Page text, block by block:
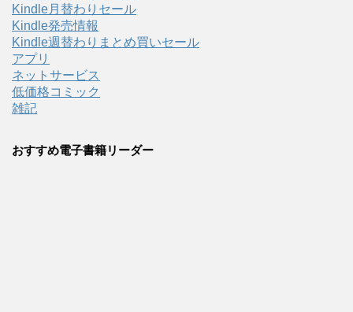
Kindle月替わりセール
Kindle発売情報
Kindle週替わりまとめ買いセール
アプリ
ネットサービス
低価格コミック
雑記
おすすめ電子書籍リーダー